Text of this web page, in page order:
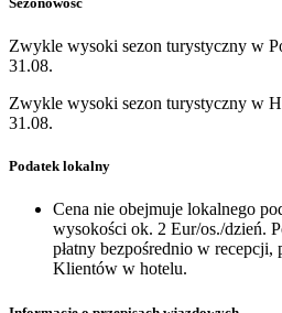
Zwykle wysoki sezon turystyczny w
31.08.
Zwykle wysoki sezon turystyczny w
31.08.
Podatek lokalny
Cena nie obejmuje lokalnego
wysokości ok. 2 Eur/os./dzień.
płatny bezpośrednio w
Klientów w hotelu.